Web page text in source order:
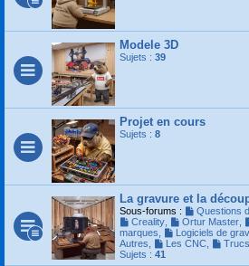
Modele 3D
Sujets : 39
Projet en cours
Sujets : 8
La gravure et la
Sous-forums : Questions
Creality, Ortur Master,
marques
Logiciels de
Autres
Les CNC,
Sujets : 41